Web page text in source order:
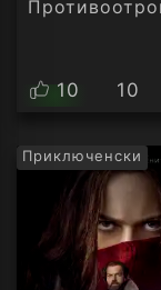
10 10
Приключенски